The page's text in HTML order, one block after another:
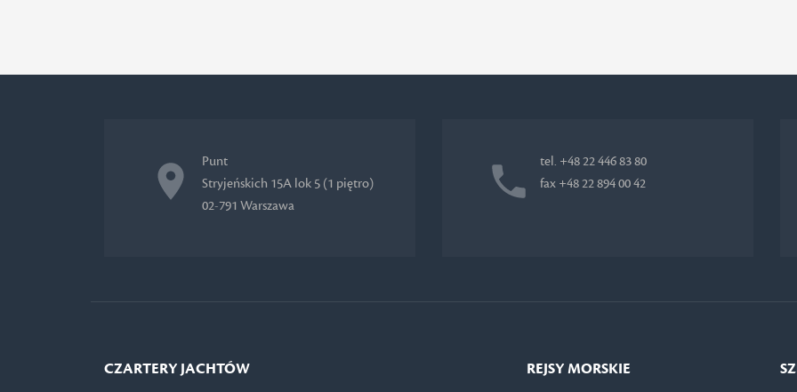
Punt
Stryjeńskich 15A lok 5 (1 piętro)
02-791 Warszawa
tel. +48 22 446 83 80
fax +48 22 894 00 42
CZARTERY JACHTÓW REJSY MORSKIE